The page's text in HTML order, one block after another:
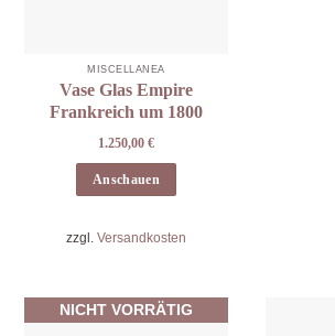
MISCELLANEA
Vase Glas Empire
Frankreich um 1800
1.250,00 €
Anschauen
zzgl. Versandkosten
NICHT VORRÄTIG